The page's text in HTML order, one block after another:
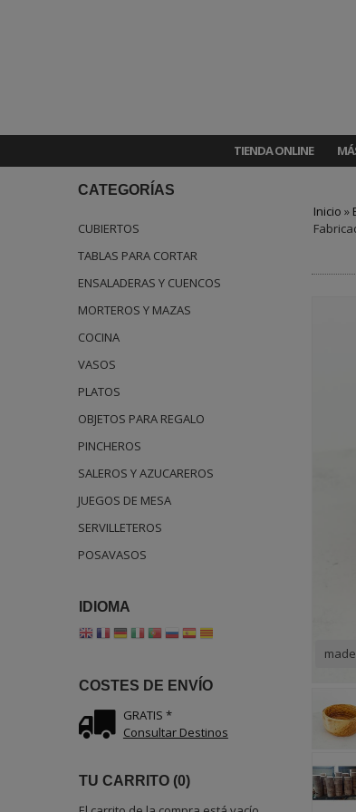
TIENDA ONLINE
CATEGORÍAS
CUBIERTOS
TABLAS PARA CORTAR
ENSALADERAS Y CUENCOS
MORTEROS Y MAZAS
COCINA
VASOS
PLATOS
OBJETOS PARA REGALO
PINCHEROS
SALEROS Y AZUCAREROS
JUEGOS DE MESA
SERVILLETEROS
POSAVASOS
IDIOMA
COSTES DE ENVÍO
GRATIS *
Consultar Destinos
TU CARRITO (0)
Inicio »